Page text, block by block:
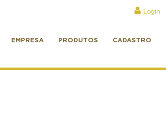
Login
EMPRESA PRODUTOS CADASTRO